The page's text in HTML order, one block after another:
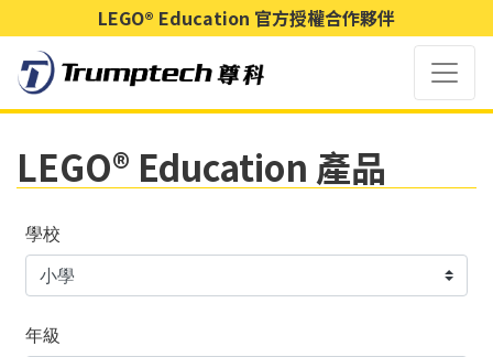
LEGO® Education 官方授權合作夥伴
LEGO® Education 產品
學校
年級